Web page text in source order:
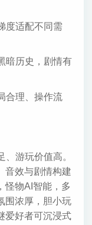
度适配不同需
暗历史，剧情有
合理、操作流
、游玩价值高。
音效与剧情构建
怪物AI智能，多
围浓厚，胆小玩
爱好者可沉浸式